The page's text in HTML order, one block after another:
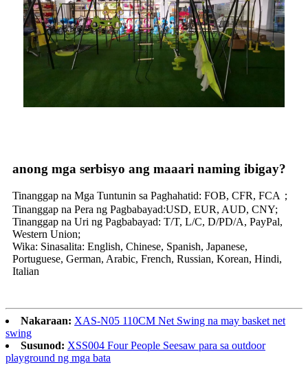
anong mga serbisyo ang maaari naming ibigay?
Tinanggap na Mga Tuntunin sa Paghahatid: FOB, CFR, FCA；
Tinanggap na Pera ng Pagbabayad:USD, EUR, AUD, CNY;
Tinanggap na Uri ng Pagbabayad: T/T, L/C, D/PD/A, PayPal,
Western Union;
Wika: Sinasalita: English, Chinese, Spanish, Japanese,
Portuguese, German, Arabic, French, Russian, Korean, Hindi,
Italian
Nakaraan: XAS-N05 110CM Net Swing na may basket net
swing
Susunod: XSS004 Four People Seesaw para sa outdoor
playground ng mga bata